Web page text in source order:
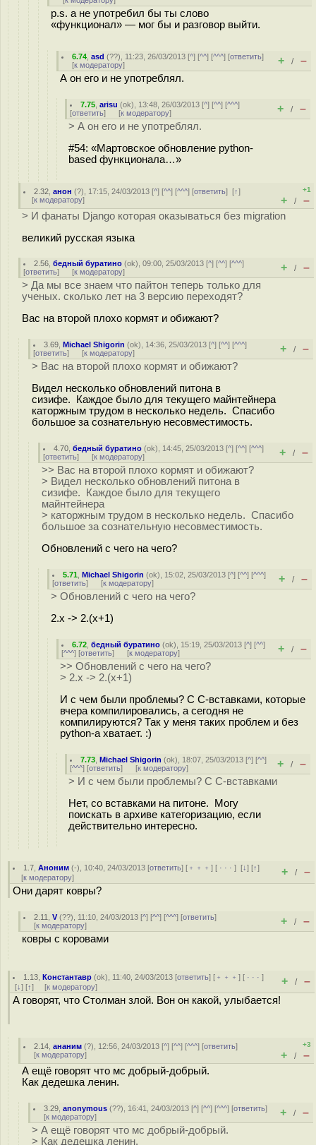
p.s. а не употребил бы ты слово
«функционал» — мог бы и разговор выйти.
6.74 ,asd (??), 11:23, 26/03/2013 [^] [^^] [^^^] [ответить]
[к модератору] + / –
А он его и не употреблял.
7.75 ,arisu (ok), 13:48, 26/03/2013 [^] [^^] [^^^]
[ответить] [к модератору] + / –
> А он его и не употреблял.
#54: «Мартовское обновление python-
based функционала…»
2.32 ,анон (?), 17:15, 24/03/2013 [^] [^^] [^^^] [ответить][↑]
[к модератору]
+1
+ / –
> И фанаты Django которая оказываться без migration
великий русская языка
2.56 ,бедный буратино (ok), 09:00, 25/03/2013 [^] [^^] [^^^]
[ответить] [к модератору] + / –
> Да мы все знаем что пайтон теперь только для
ученых. сколько лет на 3 версию переходят?
Вас на второй плохо кормят и обижают?
3.69 ,Michael Shigorin (ok), 14:36, 25/03/2013 [^] [^^] [^^^]
[ответить] [к модератору] + / –
> Вас на второй плохо кормят и обижают?
Видел несколько обновлений питона в
сизифе. Каждое было для текущего майнтейнера
каторжным трудом в несколько недель. Спасибо
большое за сознательную несовместимость.
4.70 ,бедный буратино (ok), 14:45, 25/03/2013 [^] [^^] [^^^]
[ответить] [к модератору] + / –
>> Вас на второй плохо кормят и обижают?
> Видел несколько обновлений питона в
сизифе. Каждое было для текущего
майнтейнера
> каторжным трудом в несколько недель. Спасибо
большое за сознательную несовместимость.
Обновлений с чего на чего?
5.71 ,Michael Shigorin (ok), 15:02, 25/03/2013 [^] [^^] [^^^]
[ответить] [к модератору] + / –
> Обновлений с чего на чего?
2.x -> 2.(x+1)
6.72 ,бедный буратино (ok), 15:19, 25/03/2013 [^] [^^]
[^^^] [ответить] [к модератору] + / –
>> Обновлений с чего на чего?
> 2.x -> 2.(x+1)
И с чем были проблемы? С C-вставками, которые
вчера компилировались, а сегодня не
компилируются? Так у меня таких проблем и без
python-а хватает. :)
7.73 ,Michael Shigorin (ok), 18:07, 25/03/2013 [^] [^^]
[^^^] [ответить] [к модератору] + / –
> И с чем были проблемы? С C-вставками
Нет, со вставками на питоне. Могу
поискать в архиве категоризацию, если
действительно интересно.
1.7 ,Аноним (-), 10:40, 24/03/2013 [ответить] [ ﹢﹢﹢] [ · · ·][↓] [↑]
[к модератору] + / –
Они дарят ковры?
2.11 ,V (??), 11:10, 24/03/2013 [^] [^^] [^^^] [ответить]
[к модератору] + / –
ковры с коровами
1.13 ,Константавр (ok), 11:40, 24/03/2013 [ответить] [ ﹢﹢﹢] [ · · ·]
[↓] [↑] [к модератору] + / –
А говорят, что Столман злой. Вон он какой, улыбается!
2.14 ,ананим (?), 12:56, 24/03/2013 [^] [^^] [^^^] [ответить]
[к модератору]
+3
+ / –
А ещё говорят что мс добрый-добрый.
Как дедешка ленин.
3.29 ,anonymous (??), 16:41, 24/03/2013 [^] [^^] [^^^] [ответить]
[к модератору] + / –
> А ещё говорят что мс добрый-добрый.
> Как дедешка ленин.